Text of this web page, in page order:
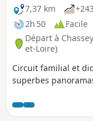
7,37 km
2h 50
Facile
Départ à
et-Loire)
Circuit familial et
superbes